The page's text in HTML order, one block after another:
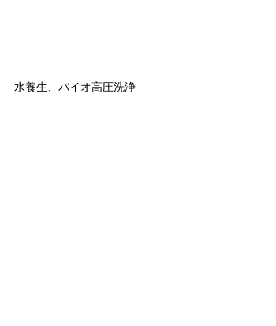
水養生、バイオ高圧洗浄